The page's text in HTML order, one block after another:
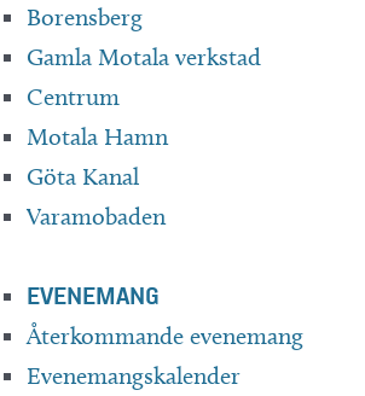
Borensberg
Gamla Motala verkstad
Centrum
Motala Hamn
Göta Kanal
Varamobaden
EVENEMANG
Återkommande evenemang
Evenemangskalender